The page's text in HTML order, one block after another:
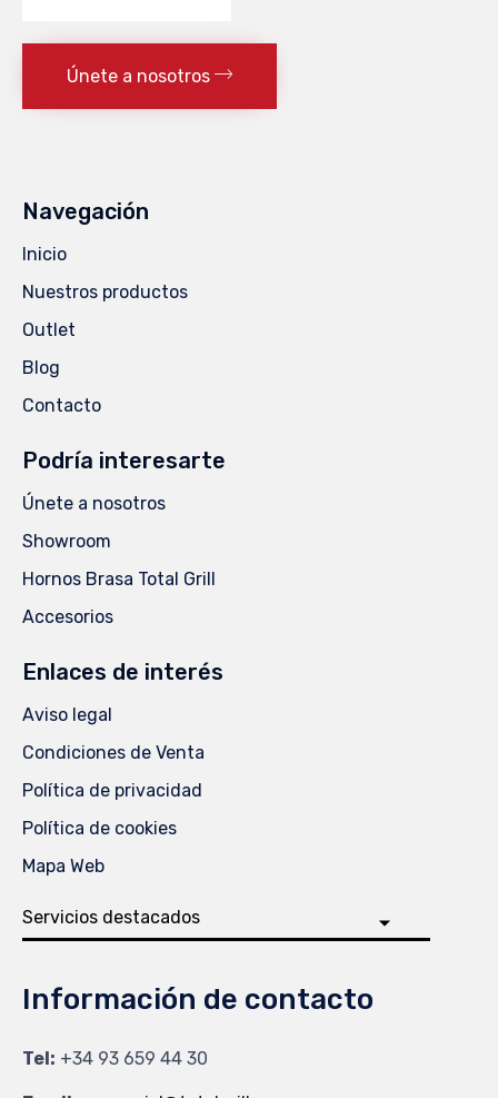
Únete a nosotros
Navegación
Inicio
Nuestros productos
Outlet
Blog
Contacto
Podría interesarte
Únete a nosotros
Showroom
Hornos Brasa Total Grill
Accesorios
Enlaces de interés
Aviso legal
Condiciones de Venta
Política de privacidad
Política de cookies
Mapa Web
Información de contacto
Tel: +34 93 659 44 30